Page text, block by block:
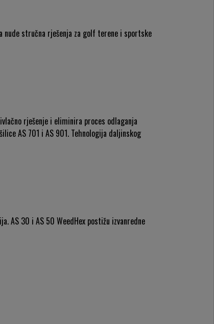
nude stručna rješenja za golf terene i sportske
rješenje i eliminira proces odlaganja
AS 701 i AS 901. Tehnologija daljinskog
AS 30 i AS 50 WeedHex postižu izvanredne